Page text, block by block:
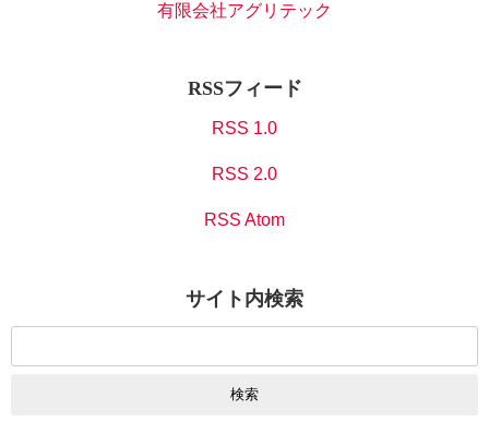
有限会社アグリテック
RSSフィード
RSS 1.0
RSS 2.0
RSS Atom
サイト内検索